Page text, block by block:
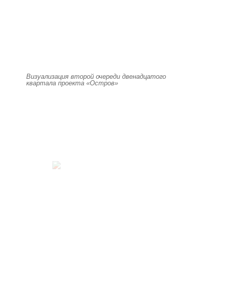
Визуализация второй очереди двенадцатого
квартала проекта «Остров»